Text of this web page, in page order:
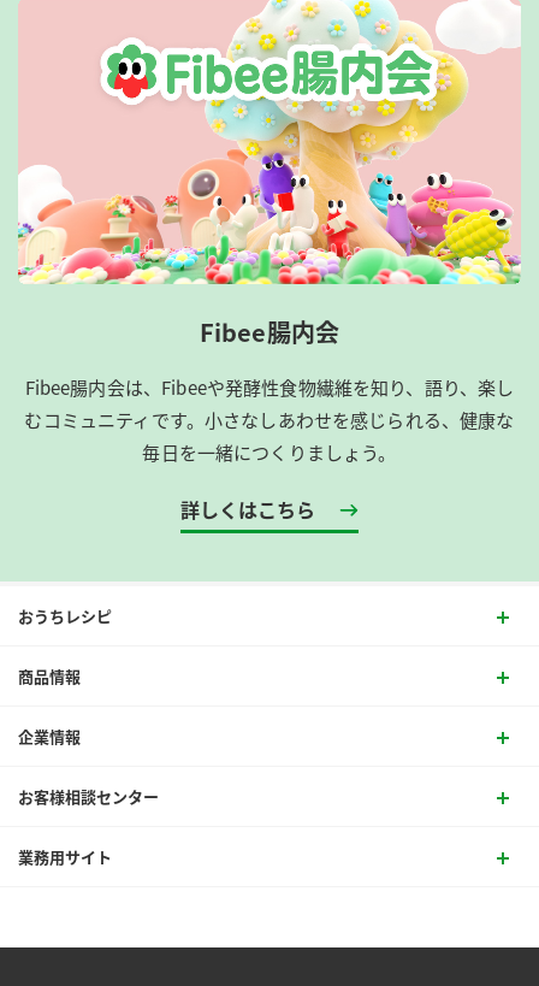
Fibee腸内会
Fibee腸内会は、​Fibeeや発酵性食物繊維を知り、語り、楽し
むコミュニティです。​小さなしあわせを感じられる、健康な
毎日を一緒につくりましょう。
詳しくはこちら
おうちレシピ
商品情報
企業情報
お客様相談センター
業務用サイト